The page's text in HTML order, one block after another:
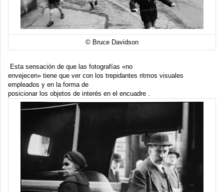
© Bruce Davidson
Esta sensación de que las fotografías «no
envejecen» tiene que ver con los trepidantes ritmos visuales
empleados y en la forma de
posicionar los objetos de interés en el encuadre .